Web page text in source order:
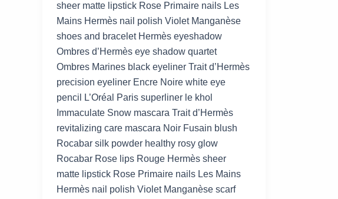
sheer matte lipstick Rose Primaire nails Les
Mains Hermès nail polish Violet Manganèse
shoes and bracelet Hermès eyeshadow
Ombres d’Hermès eye shadow quartet
Ombres Marines black eyeliner Trait d’Hermès
precision eyeliner Encre Noire white eye
pencil L’Oréal Paris superliner le khol
Immaculate Snow mascara Trait d’Hermès
revitalizing care mascara Noir Fusain blush
Rocabar silk powder healthy rosy glow
Rocabar Rose lips Rouge Hermès sheer
matte lipstick Rose Primaire nails Les Mains
Hermès nail polish Violet Manganèse scarf